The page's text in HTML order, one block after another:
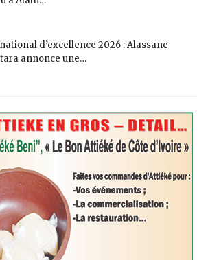
d’excellence 2026 : Alassane
annonce une…